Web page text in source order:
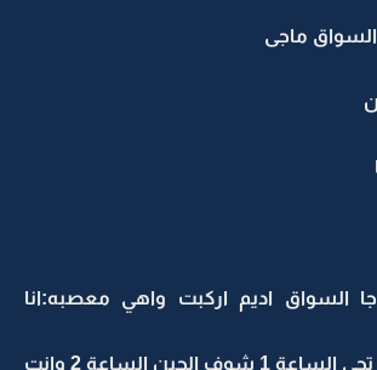
ماجى
السواق اديم اركبت واهي معصبه:انا
ماقلت لك ياحمار تجي الساعة 1 شوف الحين الساعة 2 وانت